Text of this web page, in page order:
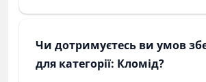
Чи дотримуєтесь ви умов
для категорії: Кломід?